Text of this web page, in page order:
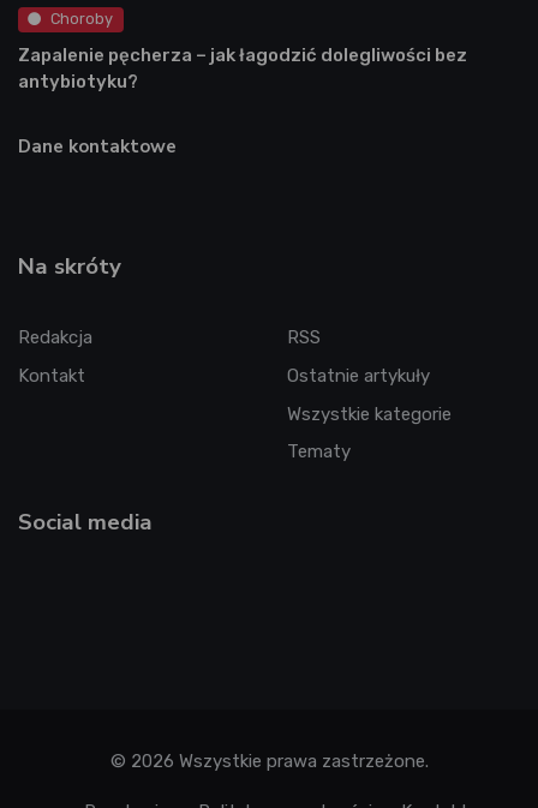
Choroby
Zapalenie pęcherza – jak łagodzić dolegliwości bez
antybiotyku?
Dane kontaktowe
Na skróty
Redakcja
Kontakt
RSS
Ostatnie artykuły
Wszystkie kategorie
Tematy
Social media
© 2026 Wszystkie prawa zastrzeżone.